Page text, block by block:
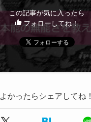
この記事が気に入ったら
フォローしてね！
よかったらシェアしてね！